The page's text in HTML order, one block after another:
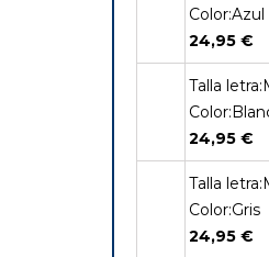
Color:Azul
24,95 €
Talla
24,95 €
Talla
Color:Gris
24,95 €